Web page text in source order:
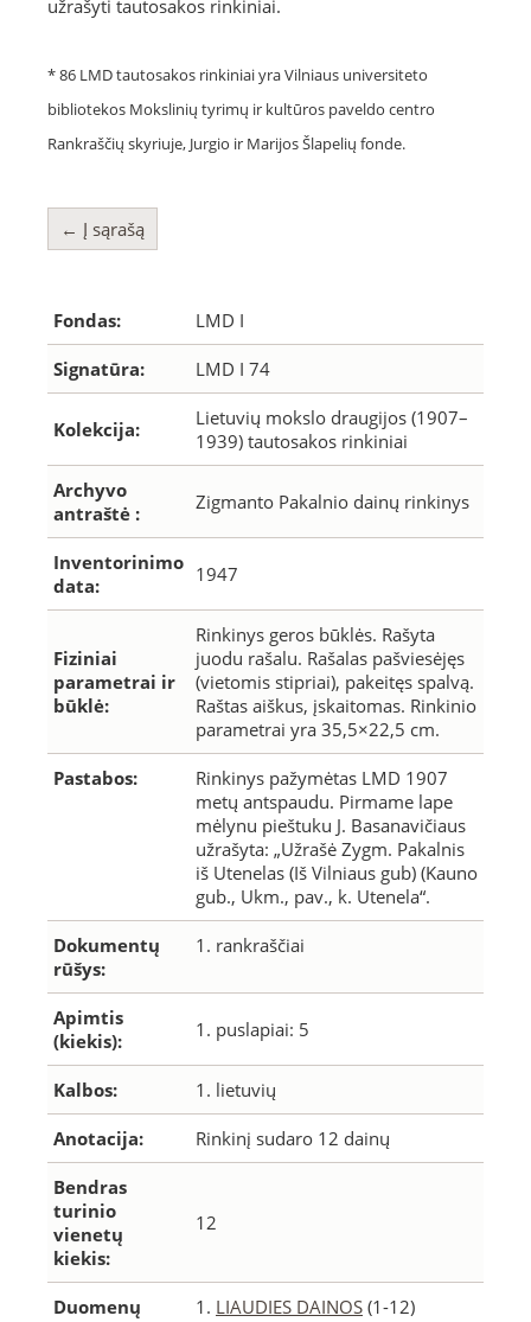
užrašyti tautosakos rinkiniai.
* 86 LMD tautosakos rinkiniai yra Vilniaus universiteto
bibliotekos Mokslinių tyrimų ir kultūros paveldo centro
Rankraščių skyriuje, Jurgio ir Marijos Šlapelių fonde.
← Į sąrašą
Fondas: LMD I
Signatūra: LMD I 74
Kolekcija:
Lietuvių mokslo draugijos (1907–
1939) tautosakos rinkiniai
Archyvo
antraštė :
Zigmanto Pakalnio dainų rinkinys
Inventorinimo
data:
1947
Fiziniai
parametrai ir
būklė:
Rinkinys geros būklės. Rašyta
juodu rašalu. Rašalas pašviesėjęs
(vietomis stipriai), pakeitęs spalvą.
Raštas aiškus, įskaitomas. Rinkinio
parametrai yra 35,5×22,5 cm.
Pastabos:
Rinkinys pažymėtas LMD 1907
metų antspaudu. Pirmame lape
mėlynu pieštuku J. Basanavičiaus
užrašyta: „Užrašė Zygm. Pakalnis
iš Utenelas (Iš Vilniaus gub) (Kauno
gub., Ukm., pav., k. Utenela“.
Dokumentų
rūšys:
1. rankraščiai
Apimtis
(kiekis):
1. puslapiai: 5
Kalbos: 1. lietuvių
Anotacija: Rinkinį sudaro 12 dainų
Bendras
turinio
vienetų
kiekis:
12
Duomenų
1. LIAUDIES DAINOS (1-12)